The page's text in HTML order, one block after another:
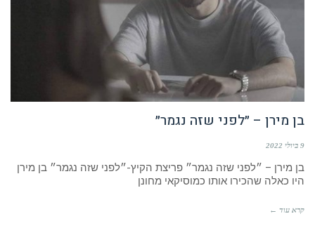
בן מירן – ״לפני שזה נגמר״
9 ביולי 2022
בן מירן – ״לפני שזה נגמר״ פריצת הקיץ-״לפני שזה נגמר״ בן מירן
היו כאלה שהכירו אותו כמוסיקאי מחונן
קרא עוד ←